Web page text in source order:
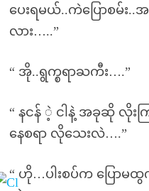
ပေးရမယ်..ကဲပြောစမ်း
လား…..”
“ အို..ရွက္စရာႀကီး….”
“ နငန် ဲ့ ငါနဲ့ အခုဆို လိုးက
နေစရာ လိုသေးလဲ….”
“ ဟို…ပါးစပ်က ပြော